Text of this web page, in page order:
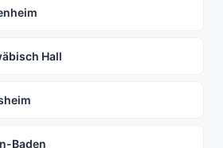
Hall
Baden